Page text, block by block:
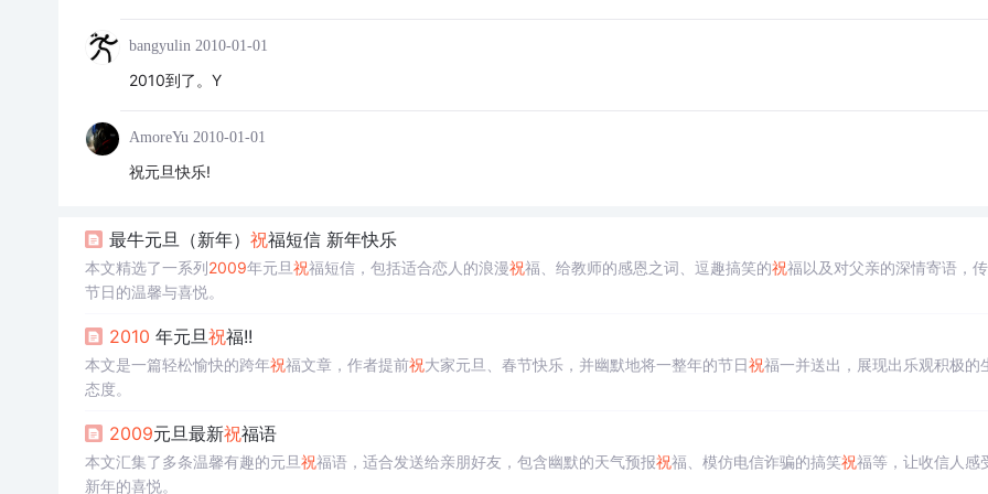
bangyulin 2010-01-01
2010到了。Y
AmoreYu 2010-01-01
祝元旦快乐!
最牛元旦（新年） 祝福短信 新年快乐
本文精选了一系列2009年元旦祝福短信，包括适合恋人的浪漫祝福、给教师的感恩之词、逗趣搞笑的祝福以及对父亲的深情寄语，
节日的温馨与喜悦。
2010 年元旦祝福!!
本文是一篇轻松愉快的跨年祝福文章，作者提前祝大家元旦、春节快乐，并幽默地将一整年的节日祝福一并送出，展现出乐观积极的
态度。
2009元旦最新祝福语
本文汇集了多条温馨有趣的元旦祝福语，适合发送给亲朋好友，包含幽默的天气预报祝福、模仿电信诈骗的搞笑祝福等，让收信人感
新年的喜悦。